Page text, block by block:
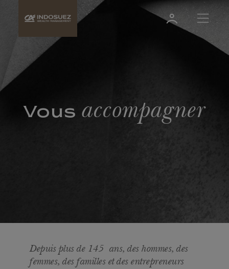
Vousaccompagner
Depuis plus de 145 ans, des hommes, des
femmes, des familles et des entrepreneurs